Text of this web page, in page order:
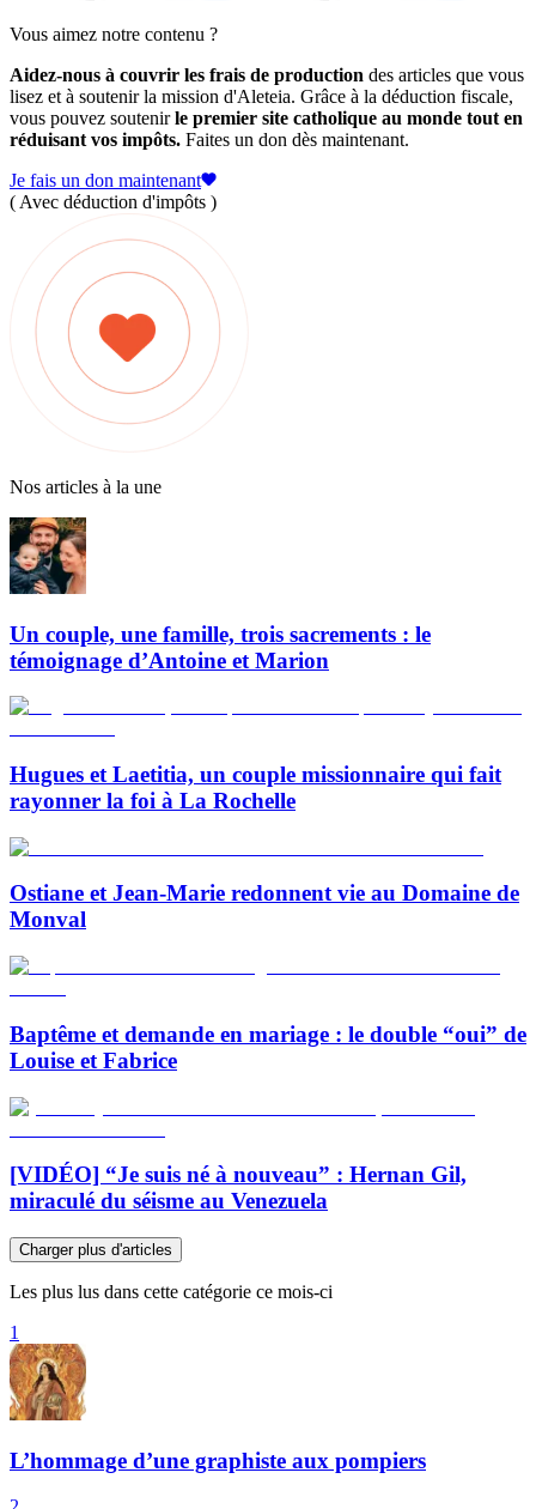
Vous aimez notre contenu ?
Aidez-nous à couvrir les frais de production des articles que vous
lisez et à soutenir la mission d'Aleteia. Grâce à la déduction fiscale,
vous pouvez soutenirle premier site catholique au monde tout en
réduisant vos impôts. Faites un don dès maintenant.
Je fais un don maintenant
( Avec déduction d'impôts )
Nos articles à la une
Un couple, une famille, trois sacrements : le
témoignage d’Antoine et Marion
Hugues et Laetitia, un couple missionnaire qui fait
rayonner la foi à La Rochelle
Ostiane et Jean-Marie redonnent vie au Domaine de
Monval
Baptême et demande en mariage : le double “oui” de
Louise et Fabrice
[VIDÉO] “Je suis né à nouveau” : Hernan Gil,
miraculé du séisme au Venezuela
Charger plus d'articles
Les plus lus dans cette catégorie ce mois-ci
1
L’hommage d’une graphiste aux pompiers